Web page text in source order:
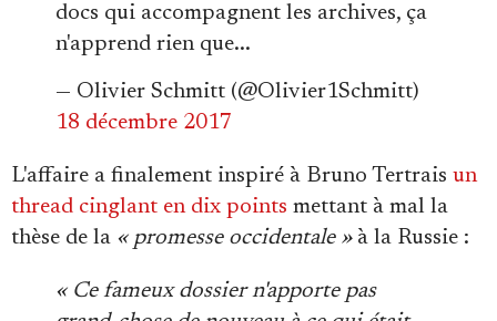
docs qui accompagnent les archives, ça
n'apprend rien que...
— Olivier Schmitt (@Olivier1Schmitt)
18 décembre 2017
L'affaire a finalement inspiré à Bruno Tertrais un
thread cinglant en dix points mettant à mal la
thèse de la « promesse occidentale »à la Russie :
« Ce fameux dossier n'apporte pas